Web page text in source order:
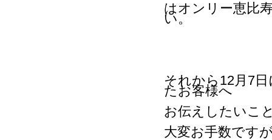
はオンリー恵比
い。
それから12月7
たお客様へ
お伝えしたいこ
大変お手数です